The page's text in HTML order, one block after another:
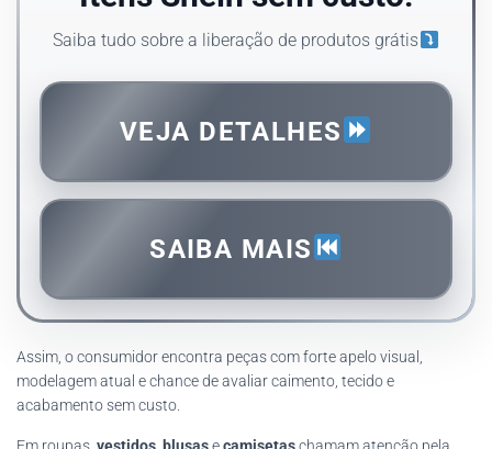
Saiba tudo sobre a liberação de produtos grátis
VEJA DETALHES
SAIBA MAIS
Assim, o consumidor encontra peças com forte apelo visual,
modelagem atual e chance de avaliar caimento, tecido e
acabamento sem custo.